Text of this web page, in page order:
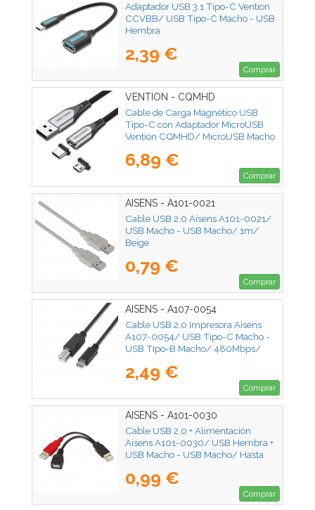
Adaptador USB 3.1 Tipo-C Vention
CCVBB/ USB Tipo-C Macho - USB
Hembra
2,39 €
Comprar
VENTION - CQMHD
Cable de Carga Magnético USB
Tipo-C con Adaptador MicroUSB
Vention CQMHD/ MicroUSB Macho
Hasta 60W/ 480Mbps/ 50cm/ Gris
6,89 €
Comprar
AISENS - A101-0021
Cable USB 2.0 Aisens A101-0021/
USB Macho - USB Macho/ 1m/
Beige
0,79 €
Comprar
AISENS - A107-0054
Cable USB 2.0 Impresora Aisens
A107-0054/ USB Tipo-C Macho -
USB Tipo-B Macho/ 480Mbps/
2,49 €
Comprar
AISENS - A101-0030
Cable USB 2.0 + Alimentación
Aisens A101-0030/ USB Hembra +
USB Macho - USB Macho/ Hasta
Rojo
0,99 €
Comprar